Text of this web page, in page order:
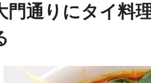
門通りにタイ料